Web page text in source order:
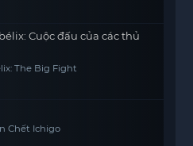
Cuộc đấu của các thủ
The Big Fight
Chết Ichigo